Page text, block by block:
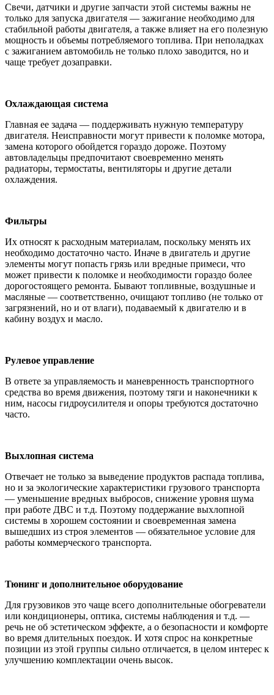
Свечи, датчики и другие запчасти этой системы важны не
только для запуска двигателя — зажигание необходимо для
стабильной работы двигателя, а также влияет на его полезную
мощность и объемы потребляемого топлива. При неполадках
с зажиганием автомобиль не только плохо заводится, но и
чаще требует дозаправки.
Охлаждающая система
Главная ее задача — поддерживать нужную температуру
двигателя. Неисправности могут привести к поломке мотора,
замена которого обойдется гораздо дороже. Поэтому
автовладельцы предпочитают своевременно менять
радиаторы, термостаты, вентиляторы и другие детали
охлаждения.
Фильтры
Их относят к расходным материалам, поскольку менять их
необходимо достаточно часто. Иначе в двигатель и другие
элементы могут попасть грязь или вредные примеси, что
может привести к поломке и необходимости гораздо более
дорогостоящего ремонта. Бывают топливные, воздушные и
масляные — соответственно, очищают топливо (не только от
загрязнений, но и от влаги), подаваемый к двигателю и в
кабину воздух и масло.
Рулевое управление
В ответе за управляемость и маневренность транспортного
средства во время движения, поэтому тяги и наконечники к
ним, насосы гидроусилителя и опоры требуются достаточно
часто.
Выхлопная система
Отвечает не только за выведение продуктов распада топлива,
но и за экологические характеристики грузового транспорта
— уменьшение вредных выбросов, снижение уровня шума
при работе ДВС и т.д. Поэтому поддержание выхлопной
системы в хорошем состоянии и своевременная замена
вышедших из строя элементов — обязательное условие для
работы коммерческого транспорта.
Тюнинг и дополнительное оборудование
Для грузовиков это чаще всего дополнительные обогреватели
или кондиционеры, оптика, системы наблюдения и т.д. —
речь не об эстетическом эффекте, а о безопасности и комфорте
во время длительных поездок. И хотя спрос на конкретные
позиции из этой группы сильно отличается, в целом интерес к
улучшению комплектации очень высок.